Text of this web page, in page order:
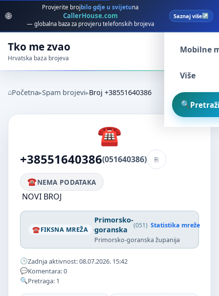
🌐
Provjerite broj bilo gdje u svijetuna
CallerHouse.com
— globalna baza za provjeru telefonskih brojeva
Saznaj više
Tko me zvao
Hrvatska baza brojeva
Spam
Mobilne
Više
Početna Spam brojevi Broj +38551640386
+38551640386(051640386)
NEMA PODATAKA
NOVI BROJ
FIKSNA MREŽA ·
Primorsko-
goranska
(051) Statistika mreže
Primorsko-goranska županija
Zadnja aktivnost: 08.07.2026. 15:42
Komentara: 0
Pretraga: 1